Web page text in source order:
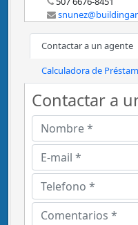
Contactar a un agente
Calculadora de
Contactar a